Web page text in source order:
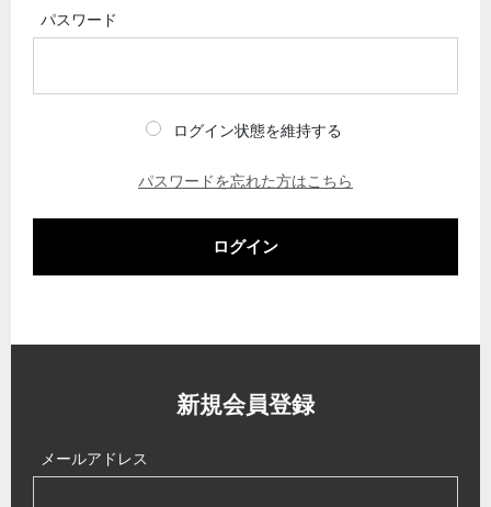
パスワード
ログイン状態を維持する
パスワードを忘れた方はこちら
ログイン
新規会員登録
メールアドレス